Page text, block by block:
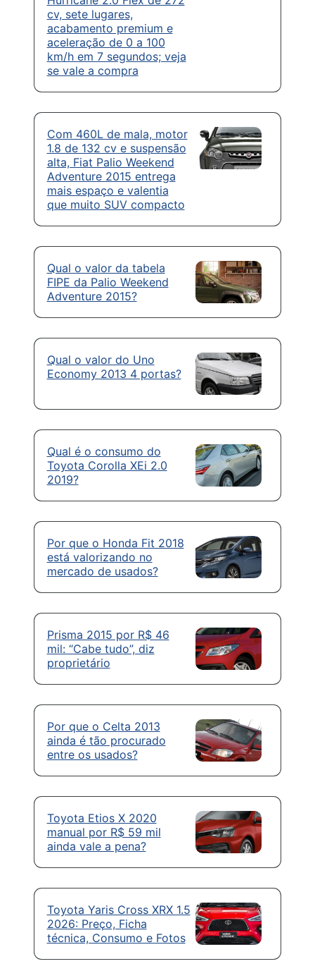
cv, sete lugares,
acabamento premium e
aceleração de 0 a 100
km/h em 7 segundos; veja
se vale a compra
Com 460L de mala, motor
1.8 de 132 cv e suspensão
alta, Fiat Palio Weekend
Adventure 2015 entrega
mais espaço e valentia
que muito SUV compacto
Qual o valor da tabela
FIPE da Palio Weekend
Adventure 2015?
Qual o valor do Uno
Economy 2013 4 portas?
Qual é o consumo do
Toyota Corolla XEi 2.0
2019?
Por que o Honda Fit 2018
está valorizando no
mercado de usados?
Prisma 2015 por R$ 46
mil: “Cabe tudo”, diz
proprietário
Por que o Celta 2013
ainda é tão procurado
entre os usados?
Toyota Etios X 2020
manual por R$ 59 mil
ainda vale a pena?
Toyota Yaris Cross XRX 1.5
2026: Preço, Ficha
técnica, Consumo e Fotos